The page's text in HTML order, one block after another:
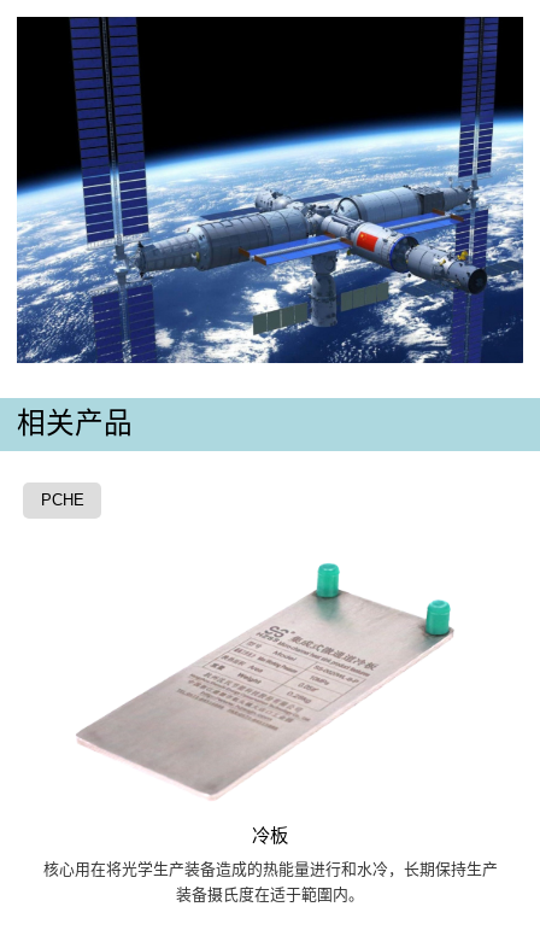
相关产品
PCHE
冷板
核心用在将光学生产装备造成的热能量进行和水冷，长期保持生产
装备摄氏度在适于範圍内。